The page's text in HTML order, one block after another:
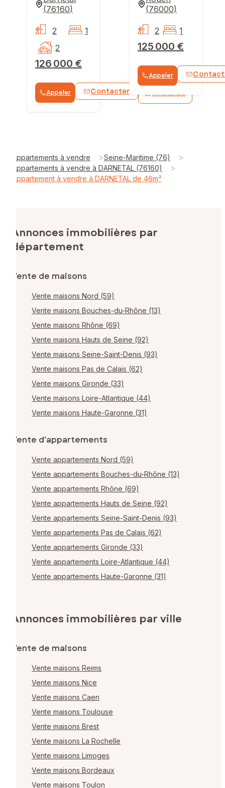
(76160)
126 000 €
2
1
2
Appeler Contacter WhatsApp
(76000)
125 000 €
2 1
Appeler
Appartements à vendre >Seine-Maritime (76) >
Appartements à vendre à DARNETAL (76160) >
Appartement à vendre à DARNETAL de 46m²
Annonces immobilières par
département
Vente de maisons
Vente maisons Nord (59)
Vente maisons Bouches-du-Rhône (13)
Vente maisons Rhône (69)
Vente maisons Hauts de Seine (92)
Vente maisons Seine-Saint-Denis (93)
Vente maisons Pas de Calais (62)
Vente maisons Gironde (33)
Vente maisons Loire-Atlantique (44)
Vente maisons Haute-Garonne (31)
Vente d'appartements
Vente appartements Nord (59)
Vente appartements Bouches-du-Rhône (13)
Vente appartements Rhône (69)
Vente appartements Hauts de Seine (92)
Vente appartements Seine-Saint-Denis (93)
Vente appartements Pas de Calais (62)
Vente appartements Gironde (33)
Vente appartements Loire-Atlantique (44)
Vente appartements Haute-Garonne (31)
Annonces immobilières par ville
Vente de maisons
Vente maisons Reims
Vente maisons Nice
Vente maisons Caen
Vente maisons Toulouse
Vente maisons Brest
Vente maisons La Rochelle
Vente maisons Limoges
Vente maisons Bordeaux
Vente maisons Toulon